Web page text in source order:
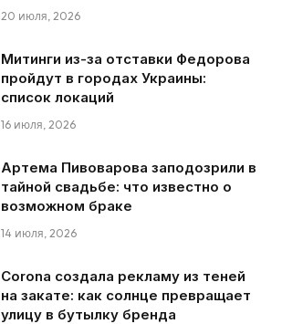
20 июля, 2026
Митинги из-за отставки Федорова
пройдут в городах Украины:
список локаций
16 июля, 2026
Артема Пивоварова заподозрили в
тайной свадьбе: что известно о
возможном браке
14 июля, 2026
Corona создала рекламу из теней
на закате: как солнце превращает
улицу в бутылку бренда